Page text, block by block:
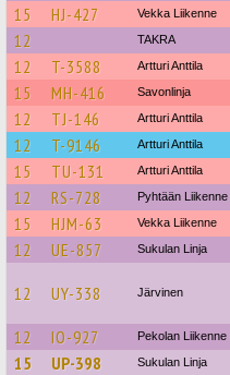
15 HJ-427 Vekka Liikenne
12 TAKRA
12 T-3588 Artturi Anttila
15 MH-416 Savonlinja
12 TJ-146 Artturi Anttila
12 T-9146 Artturi Anttila
15 TU-131 Artturi Anttila
12 RS-728 Pyhtään Liikenne
15 HJM-63 Vekka Liikenne
12 UE-857 Sukulan Linja
12 UY-338 Järvinen
12 IO-927 Pekolan Liikenne
15 UP-398 Sukulan Linja